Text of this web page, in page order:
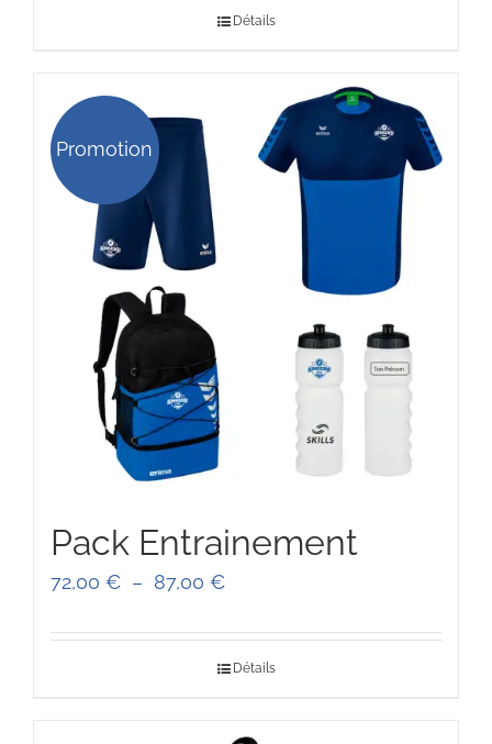
46,00 €
Détails
Promotion
Pack Entrainement
72,00 € – 87,00 €Plage
Détails